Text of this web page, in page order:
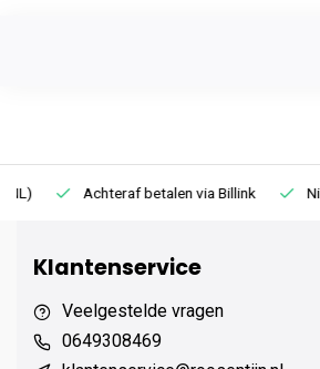
Achteraf betalen via Billink Niet
Klantenservice
Veelgestelde vragen
0649308469